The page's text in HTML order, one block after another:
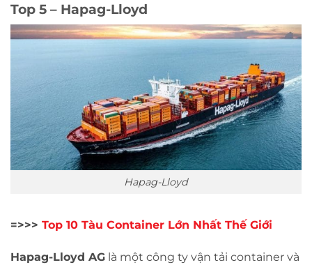
Top 5 – Hapag-Lloyd
Hapag-Lloyd
=>>> Top 10 Tàu Container Lớn Nhất Thế Giới
Hapag-Lloyd AG là một công ty vận tải container và